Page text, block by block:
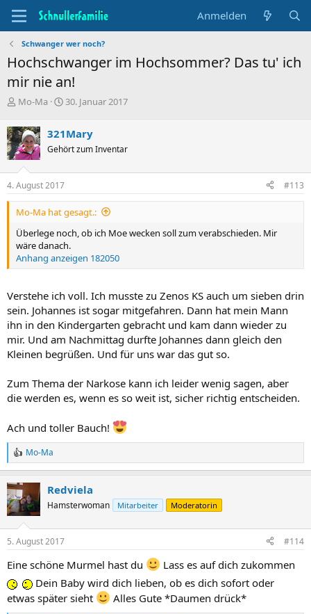
Anmelden
Schwanger wer noch?
Hochschwanger im Hochsommer? Das tu' ich
mir nie an!
T
e
m
e
n
s
t
a
r
t
e
r
Mo-Ma
B
n
d
t
u
30. Januar 2017
321Mary
Gehört zum Inventar
4. August 2017 #113
Mo-Ma hat gesagt.:
Überlege noch, ob ich Moe wecken soll zum verabschieden. Mir
wäre danach.
Anhang anzeigen 182050
Verstehe ich voll. Ich musste zu Zenos KS auch um sieben drin
sein. Johannes ist sogar mitgefahren. Dann hat mein Mann
ihn in den Kindergarten gebracht und kam dann wieder zu
mir. Und am Nachmittag durfte Johannes dann gleich den
Kleinen begrüßen. Und für uns war das gut so.
Zum Thema der Narkose kann ich leider wenig sagen, aber
die werden es, wenn es so weit ist, sicher richtig entscheiden.
Ach und toller Bauch!
R
e
c
t
i
s
Mo-Ma
Redviela
Hamsterwoman Mitarbeiter Moderatorin
5. August 2017 #114
Eine schöne Murmel hast du
Lass es auf dich zukommen
Dein Baby wird dich lieben, ob es dich sofort oder
etwas später sieht
Alles Gute *Daumen drück*